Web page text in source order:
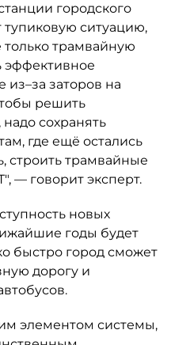
городского
тупиковую ситуацию,
только трамвайную
эффективное
заторов на
решить
сохранять
где ещё остались
строить трамвайные
— говорит эксперт.
новых
годы будет
быстро город сможет
дорогу и
элементом системы,